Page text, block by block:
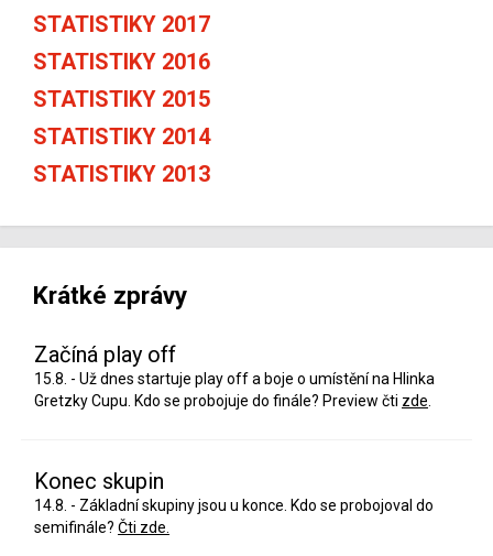
STATISTIKY 2017
STATISTIKY 2016
STATISTIKY 2015
STATISTIKY 2014
STATISTIKY 2013
Krátké zprávy
Začíná play off
15.8. - Už dnes startuje play off a boje o umístění na Hlinka
Gretzky Cupu. Kdo se probojuje do finále? Preview čti zde
Konec skupin
14.8. - Základní skupiny jsou u konce. Kdo se probojoval do
semifinále? Čti zde.